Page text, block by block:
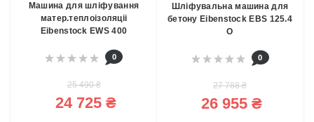
Машина для шліфування
матер.теплоізоляціі
Eibenstock EWS 400
0
25 490 ₴
24 725 ₴
Шліфувальна машина для
бетону Eibenstock EBS 125.4
O
0
27 788 ₴
26 955 ₴